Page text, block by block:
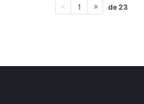
1 de 23